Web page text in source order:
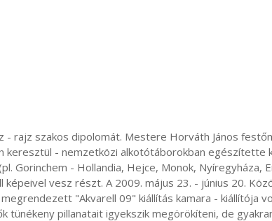
keresztül - nemzetközi alkotótáborokban egészítette
képeivel vesz részt. A 2009. május 23. - június 20.
"Akvarell 09" kiállítás kamara - kiállítója
tünékeny pillanatait igyekszik megörökíteni, de